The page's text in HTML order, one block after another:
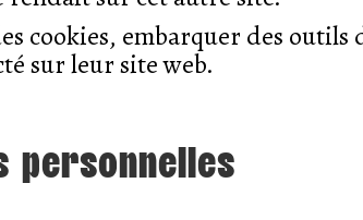
cookies, embarquer des
sur leur site web.
personnelles